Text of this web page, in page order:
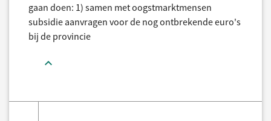
gaan doen: 1) samen met oogstmarktmensen
subsidie aanvragen voor de nog ontbrekende euro's
bij de provincie